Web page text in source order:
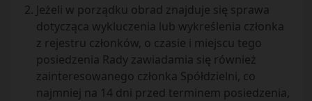
Jeżeli w porządku obrad znajduje się sprawa
dotycząca wykluczenia lub wykreślenia członka
z rejestru członków, o czasie i miejscu tego
posiedzenia Rady zawiadamia się również
zainteresowanego członka Spółdzielni, co
najmniej na 14 dni przed terminem posiedzenia,